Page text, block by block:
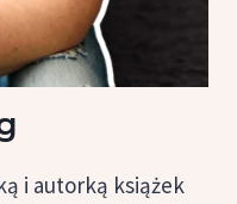
i autorką książek